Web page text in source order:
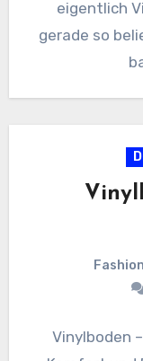
eigentlich
gerade so
Vinylboden